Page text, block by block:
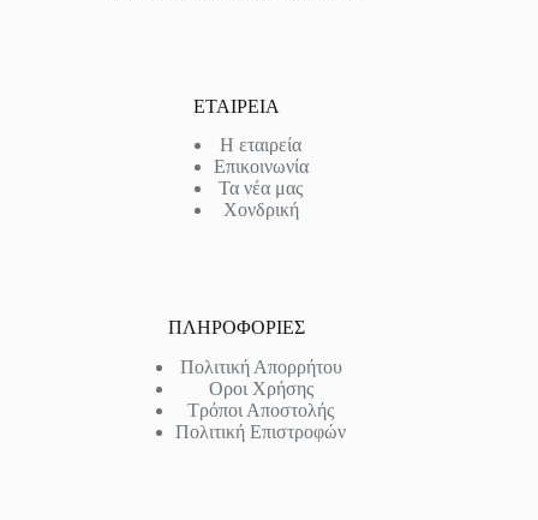
ΕΤΑΙΡΕΙΑ
Η εταιρεία
Επικοινωνία
Τα νέα μας
Χονδρική
ΠΛΗΡΟΦΟΡΙΕΣ
Πολιτική Απορρήτου
Οροι Χρήσης
Τρόποι Αποστολής
Πολιτική Επιστροφών